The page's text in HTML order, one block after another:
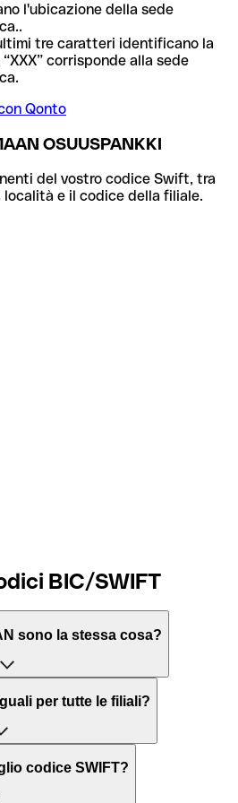
l'ubicazione della sede
tre caratteri identificano la
corrisponde alla sede
Qonto
OSUUSPANKKI
del vostro codice Swift, tra
località e il codice della filiale.
BIC/SWIFT
sono la stessa cosa?
“Society for Worldwide
tra diversi Paesi.
Identifier Code” ed è una
per tutte le filiali?
alcuni casi le banche utilizzano
codice SWIFT?